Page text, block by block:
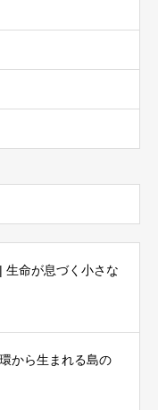
生命が息づく小さな
から生まれる島の